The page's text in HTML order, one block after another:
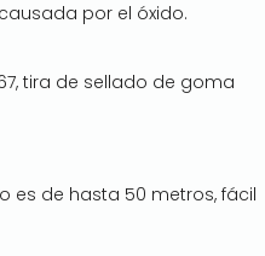
por el óxido.
tira de sellado de goma
es de hasta 50 metros, fácil